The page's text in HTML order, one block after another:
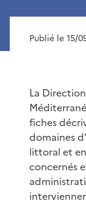
Publié le 15/
La
fiches
domaines
littoral et
concernés